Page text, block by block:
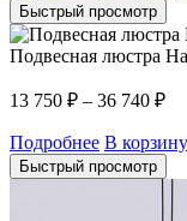
Быстрый просмотр
Подвесная люстра
13 750 ₽ – 36 740 ₽
Подробнее В корзину
Быстрый просмотр